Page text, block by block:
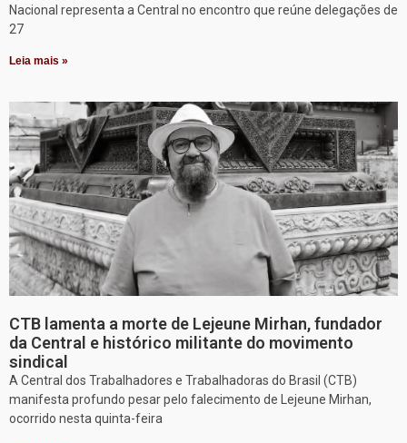
Nacional representa a Central no encontro que reúne delegações de
27
Leia mais »
CTB lamenta a morte de Lejeune Mirhan, fundador
da Central e histórico militante do movimento
sindical
A Central dos Trabalhadores e Trabalhadoras do Brasil (CTB)
manifesta profundo pesar pelo falecimento de Lejeune Mirhan,
ocorrido nesta quinta-feira